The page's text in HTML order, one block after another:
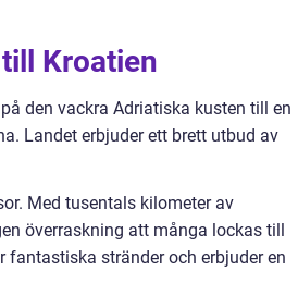
Kroatien
den vackra Adriatiska kusten till en
Landet erbjuder ett brett utbud av
Med tusentals kilometer av
överraskning att många lockas till
fantastiska stränder och erbjuder en